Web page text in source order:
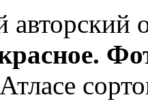
авторский